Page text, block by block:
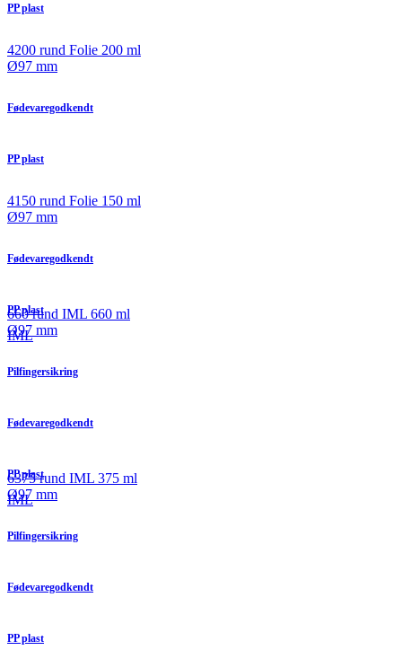
PP plast
4200 rund Folie 200 ml
Ø97 mm
Fødevaregodkendt
PP plast
4150 rund Folie 150 ml
Ø97 mm
Fødevaregodkendt
PP plast
IML
660 rund IML 660 ml
Ø97 mm
Pilfingersikring
Fødevaregodkendt
PP plast
IML
6375 rund IML 375 ml
Ø97 mm
Pilfingersikring
Fødevaregodkendt
PP plast